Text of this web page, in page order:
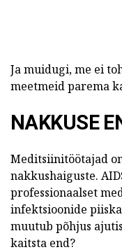
Ja muidugi, me ei
meetmeid parema
NAKKUSE
Meditsiinitöötajad
nakkushaiguste.
professionaalset
infektsioonide
muutub põhjus
kaitsta end?